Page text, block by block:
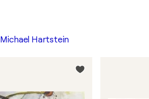
Michael Hartstein